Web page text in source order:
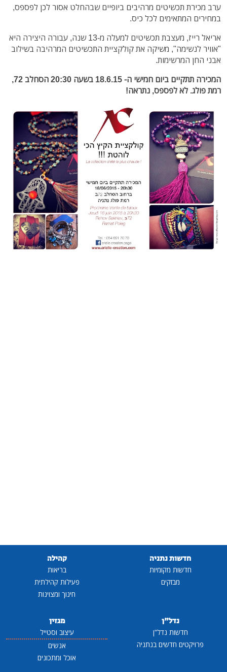
ערב מכירת תכשיטים מרהיבים ביופיים שבהחלט אסור לכן לפספס,
במחירים המתאימים לכל כיס.
אריאל רייז, מעצבת תכשיטים למעלה מ-13 שנה, עבורה היצירה היא
"אוויר לנשימה", משיקה את קולקציית התכשיטים המרהיבה בשילוב
אבני החן המרשימות.
המכירה תתקיים ביום חמישי ה- 18.6.15 בשעה 20:30 הסחלב 72,
רמת פולג. לא לפספס, נתראה!
חדשות נתניה
חדשות מקומיות
מבזקים
קהילה
בריאות
פעילות קהילתית
חינוך ומצוינות
נדל"ן
חדשות נדל"ן
פרויקטים חדשים בנתניה
מגזין
עיצוב וסטייל
אנשים
אוכל ומתכונים